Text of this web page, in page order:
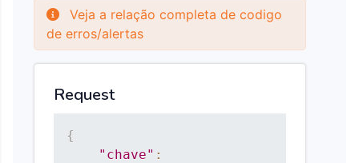
Veja a relação completa de codigo
de erros/alertas
Request
{
"chave" :